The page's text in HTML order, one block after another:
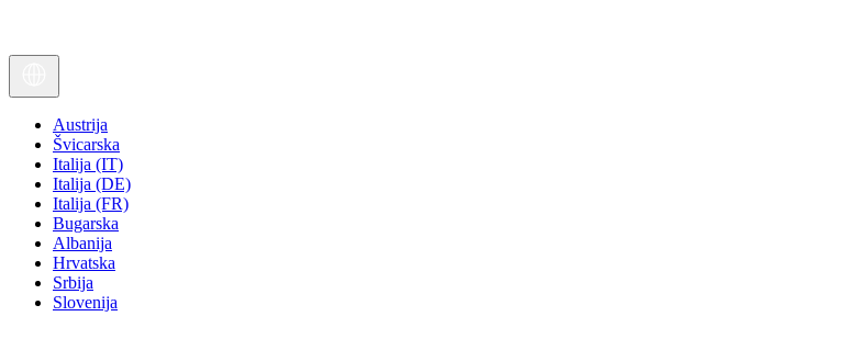
Austrija
Švicarska
Italija (IT)
Italija (DE)
Italija (FR)
Bugarska
Albanija
Hrvatska
Srbija
Slovenija